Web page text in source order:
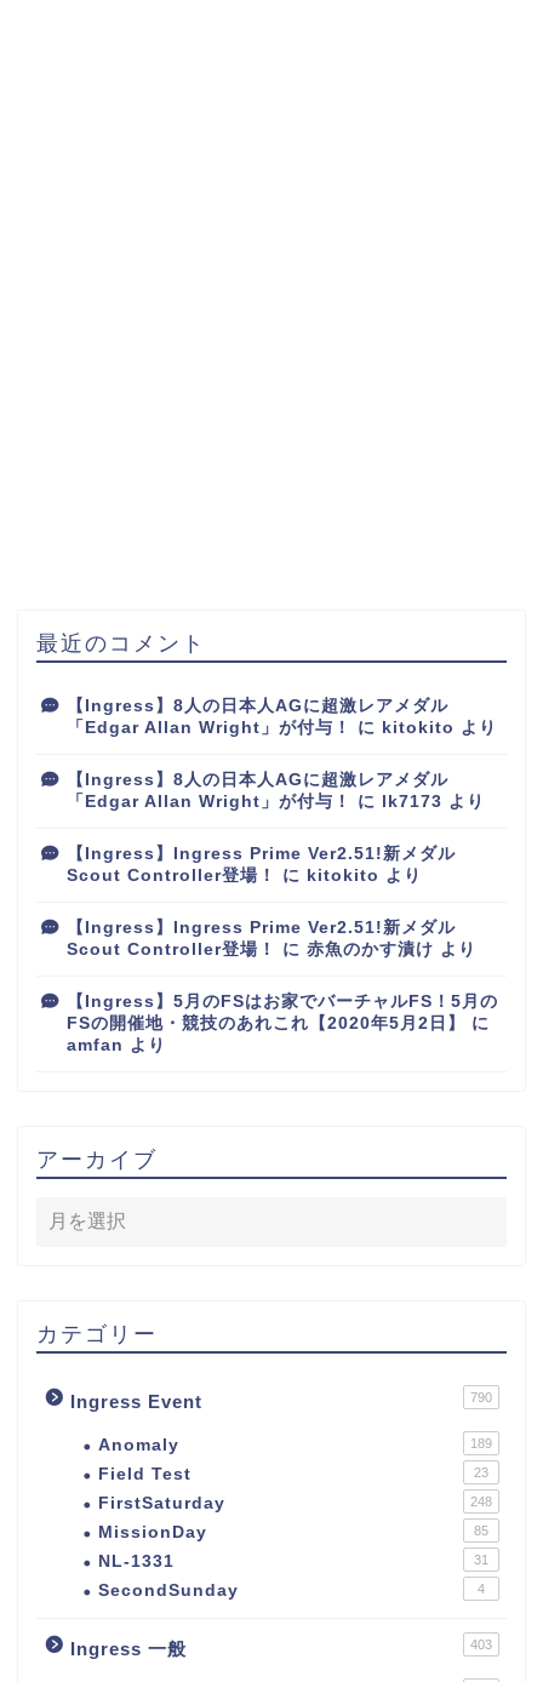
最近のコメント
【Ingress】8人の日本人AGに超激レアメダル
「Edgar Allan Wright」が付与！
に kitokito より
【Ingress】8人の日本人AGに超激レアメダル
「Edgar Allan Wright」が付与！
に lk7173 より
【Ingress】Ingress Prime Ver2.51!新メダル
Scout Controller登場！
に kitokito より
【Ingress】Ingress Prime Ver2.51!新メダル
Scout Controller登場！
に 赤魚のかす漬け より
【Ingress】5月のFSはお家でバーチャルFS！5月の
FSの開催地・競技のあれこれ【2020年5月2日】
に
amfan より
アーカイブ
カテゴリー
Ingress Event 790
Anomaly 189
Field Test 23
FirstSaturday 248
MissionDay 85
NL-1331 31
SecondSunday 4
Ingress 一般 403